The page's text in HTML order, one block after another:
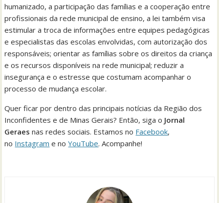
humanizado, a participação das famílias e a cooperação entre
profissionais da rede municipal de ensino, a lei também visa
estimular a troca de informações entre equipes pedagógicas
e especialistas das escolas envolvidas, com autorização dos
responsáveis; orientar as famílias sobre os direitos da criança
e os recursos disponíveis na rede municipal; reduzir a
insegurança e o estresse que costumam acompanhar o
processo de mudança escolar.
Quer ficar por dentro das principais notícias da Região dos
Inconfidentes e de Minas Gerais? Então, siga o Jornal
Geraesnas redes sociais. Estamos no Facebook,
no Instagram e noYouTube. Acompanhe!